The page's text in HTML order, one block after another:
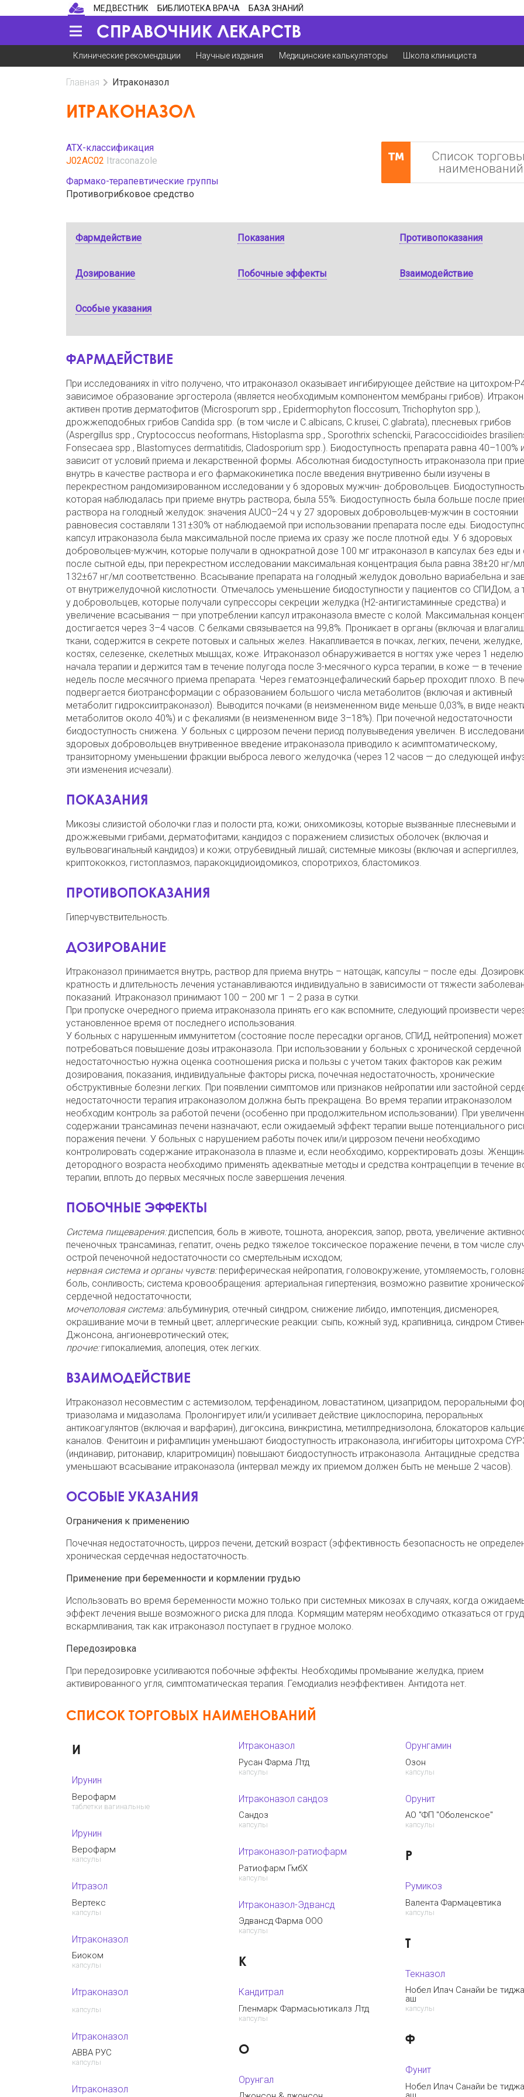
МЕДВЕСТНИК БИБЛИОТЕКА ВРАЧА БАЗА ЗНАНИЙ
Клинические рекомендации Научные издания Медицинские калькуляторы Школа клинициста
Главная Итраконазол
ИТРАКОНАЗОЛ
Список
наименований
АТХ-классификация
J02AC02 Itraconazole
Фармако-терапевтические группы
Противогрибковое средство
Фармдействие Показания Противопоказания
Дозирование Побочные эффекты Взаимодействие
Особые указания
ФАРМДЕЙСТВИЕ
При исследованиях in vitro получено, что итраконазол оказывает ингибирующее действие на цитохром-
зависимое образование эргостерола (является необходимым компонентом мембраны грибов).
активен против дерматофитов (Microsporum spp., Epidermophyton floccosum, Trichophyton spp.),
дрожжеподобных грибов Candida spp. (в том числе и C.albicans, C.krusei, C.glabrata), плесневых грибов
(Aspergillus spp., Cryptococcus neoformans, Histoplasma spp., Sporothrix schenckii, Paracoccidioides
Fonsecaea spp., Blastomyces dermatitidis, Cladosporium spp.). Биодоступность препарата равна 40–100% и
зависит от условий приема и лекарственной формы. Абсолютная биодоступность итраконазола при
внутрь в качестве раствора и его фармакокинетика после введения внутривенно были изучены в
перекрестном рандомизированном исследовании у 6 здоровых мужчин- добровольцев.
которая наблюдалась при приеме внутрь раствора, была 55%. Биодоступность была больше после
раствора на голодный желудок: значения AUC0–24 ч у 27 здоровых добровольцев-мужчин в состоянии
равновесия составляли 131±30% от наблюдаемой при использовании препарата после еды.
капсул итраконазола была максимальной после приема их сразу же после плотной еды. У 6 здоровых
добровольцев-мужчин, которые получали в однократной дозе 100 мг итраконазол в капсулах без еды и
после сытной еды, при перекрестном исследовании максимальная концентрация была равна 38±20 нг/
132±67 нг/мл соответственно. Всасывание препарата на голодный желудок довольно вариабельна и
от внутрижелудочной кислотности. Отмечалось уменьшение биодоступности у пациентов со СПИДом, а
у добровольцев, которые получали супрессоры секреции желудка (H2-антигистаминные средства) и
увеличение всасывания — при употреблении капсул итраконазола вместе с колой. Максимальная
достигается через 3–4 часов. С белками связывается на 99,8%. Проникает в органы (включая и
ткани, содержится в секрете потовых и сальных желез. Накапливается в почках, легких, печени, желудке,
костях, селезенке, скелетных мышцах, коже. Итраконазол обнаруживается в ногтях уже через 1
начала терапии и держится там в течение полугода после 3-месячного курса терапии, в коже — в
недель после месячного приема препарата. Через гематоэнцефалический барьер проходит плохо. В
подвергается биотрансформации с образованием большого числа метаболитов (включая и активный
метаболит гидроксиитраконазол). Выводится почками (в неизмененном виде меньше 0,03%, в виде
метаболитов около 40%) и с фекалиями (в неизмененном виде 3–18%). При почечной недостаточности
биодоступность снижена. У больных с циррозом печени период полувыведения увеличен. В
здоровых добровольцев внутривенное введение итраконазола приводило к асимптоматическому,
транзиторному уменьшении фракции выброса левого желудочка (через 12 часов — до следующей
эти изменения исчезали).
ПОКАЗАНИЯ
Микозы слизистой оболочки глаз и полости рта, кожи; онихомикозы, которые вызванные плесневыми и
дрожжевыми грибами, дерматофитами; кандидоз с поражением слизистых оболочек (включая и
вульвовагинальный кандидоз) и кожи; отрубевидный лишай; системные микозы (включая и аспергиллез,
криптококкоз, гистоплазмоз, паракокцидиоидомикоз, споротрихоз, бластомикоз.
ПРОТИВОПОКАЗАНИЯ
Гиперчувствительность.
ДОЗИРОВАНИЕ
Итраконазол принимается внутрь, раствор для приема внутрь – натощак, капсулы – после еды.
кратность и длительность лечения устанавливаются индивидуально в зависимости от тяжести
показаний. Итраконазол принимают 100 – 200 мг 1 – 2 раза в сутки.
При пропуске очередного приема итраконазола принять его как вспомните, следующий произвести
установленное время от последнего использования.
У больных с нарушенным иммунитетом (состояние после пересадки органов, СПИД, нейтропения) может
потребоваться повышение дозы итраконазола. При использовании у больных с хронической сердечной
недостаточностью нужна оценка соотношения риска и пользы с учетом таких факторов как режим
дозирования, показания, индивидуальные факторы риска, почечная недостаточность, хронические
обструктивные болезни легких. При появлении симптомов или признаков нейропатии или застойной
недостаточности терапия итраконазолом должна быть прекращена. Во время терапии итраконазолом
необходим контроль за работой печени (особенно при продолжительном использовании). При
содержании трансаминаз печени назначают, если ожидаемый эффект терапии выше потенциального
поражения печени. У больных с нарушением работы почек или/и циррозом печени необходимо
контролировать содержание итраконазола в плазме и, если необходимо, корректировать дозы.
детородного возраста необходимо применять адекватные методы и средства контрацепции в течение
терапии, вплоть до первых месячных после завершения лечения.
ПОБОЧНЫЕ ЭФФЕКТЫ
Система пищеварения:диспепсия, боль в животе, тошнота, анорексия, запор, рвота, увеличение
печеночных трансаминаз, гепатит, очень редко тяжелое токсическое поражение печени, в том числе
острой печеночной недостаточности со смертельным исходом;
нервная система и органы чувств:периферическая нейропатия, головокружение, утомляемость,
боль, сонливость; система кровообращения: артериальная гипертензия, возможно развитие
сердечной недостаточности;
мочеполовая система:альбуминурия, отечный синдром, снижение либидо, импотенция, дисменорея,
окрашивание мочи в темный цвет; аллергические реакции: сыпь, кожный зуд, крапивница, синдром
Джонсона, ангионевротический отек;
прочие:гипокалиемия, алопеция, отек легких.
ВЗАИМОДЕЙСТВИЕ
Итраконазол несовместим с астемизолом, терфенадином, ловастатином, цизапридом, пероральными
триазолама и мидазолама. Пролонгирует или/и усиливает действие циклоспорина, пероральных
антикоагулянтов (включая и варфарин), дигоксина, винкристина, метилпреднизолона, блокаторов
каналов. Фенитоин и рифампицин уменьшают биодоступность итраконазола, ингибиторы цитохрома
(индинавир, ритонавир, кларитромицин) повышают биодоступность итраконазола. Антацидные средства
уменьшают всасывание итраконазола (интервал между их приемом должен быть не меньше 2 часов).
ОСОБЫЕ УКАЗАНИЯ
Ограничения к применению
Почечная недостаточность, цирроз печени, детский возраст (эффективность безопасность не
хроническая сердечная недостаточность.
Применение при беременности и кормлении грудью
Использовать во время беременности можно только при системных микозах в случаях, когда
эффект лечения выше возможного риска для плода. Кормящим матерям необходимо отказаться от
вскармливания, так как итраконазол поступает в грудное молоко.
Передозировка
При передозировке усиливаются побочные эффекты. Необходимы промывание желудка, прием
активированного угля, симптоматическая терапия. Гемодиализ неэффективен. Антидота нет.
СПИСОК ТОРГОВЫХ НАИМЕНОВАНИЙ
И
Ирунин
Верофарм
таблетки вагинальные
Ирунин
Верофарм
капсулы
Итразол
Вертекс
капсулы
Итраконазол
Биоком
капсулы
Итраконазол
капсулы
Итраконазол
АВВА РУС
капсулы
Итраконазол
Итраконазол
Русан Фарма Лтд
капсулы
Итраконазол сандоз
Сандоз
капсулы
Итраконазол-ратиофарм
Ратиофарм ГмбХ
капсулы
Итраконазол-Эдвансд
Эдвансд Фарма ООО
капсулы
К
Кандитрал
Гленмарк Фармасьютикалз Лтд
капсулы
О
Орунгал
Орунгамин
Озон
капсулы
Орунит
AO "ФП "Оболенское"
капсулы
Р
Румикоз
Валента Фармацевтика
капсулы
Т
Текназол
Нобел Илач Санайи be
аш
капсулы
Ф
Фунит
Нобел Илач Санайи be